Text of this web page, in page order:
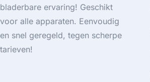
bladerbare ervaring! Geschikt
voor alle apparaten. Eenvoudig
en snel geregeld, tegen scherpe
tarieven!